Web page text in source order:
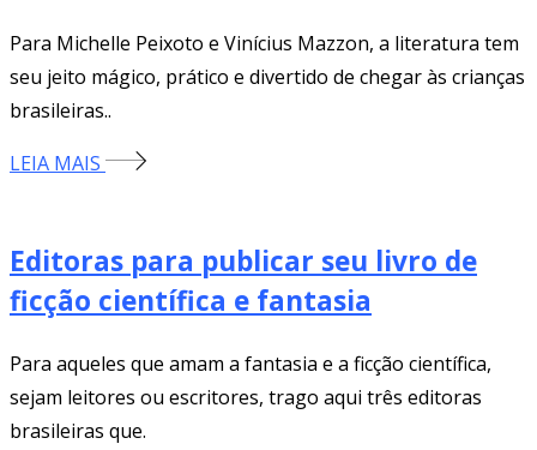
Para Michelle Peixoto e Vinícius Mazzon, a literatura tem
seu jeito mágico, prático e divertido de chegar às crianças
brasileiras..
LEIA MAIS
Editoras para publicar seu livro de
ficção científica e fantasia
Para aqueles que amam a fantasia e a ficção científica,
sejam leitores ou escritores, trago aqui três editoras
brasileiras que.